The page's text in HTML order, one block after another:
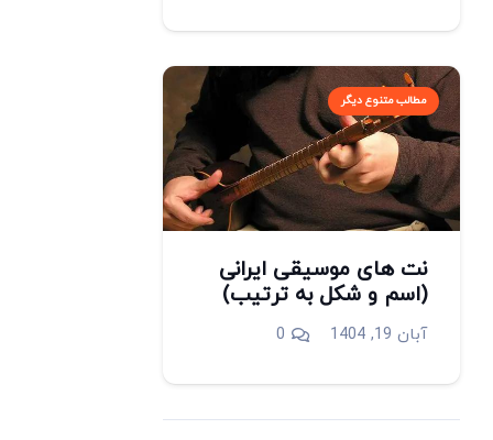
مطالب متنوع دیگر
نت های موسیقی ایرانی
(اسم و شکل به ترتیب)
آبان 19, 1404 0